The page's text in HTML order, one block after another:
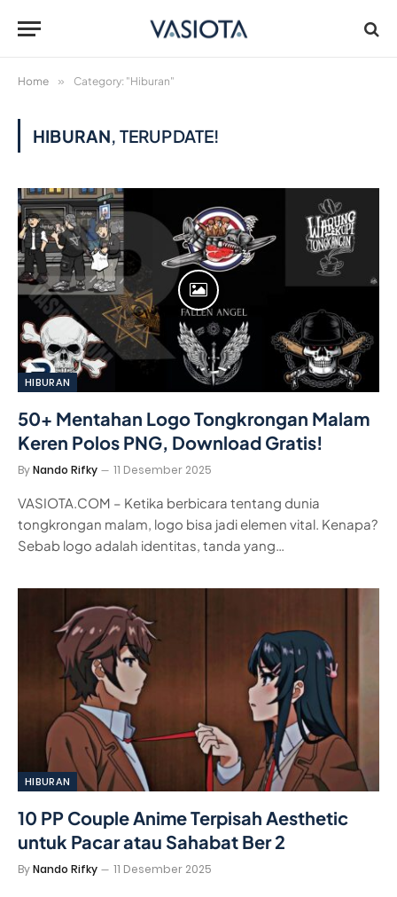
Home » Category: "Hiburan"
HIBURAN, TERUPDATE!
HIBURAN
50+ Mentahan Logo Tongkrongan Malam
Keren Polos PNG, Download Gratis!
ByNando Rifky 11 Desember 2025
VASIOTA.COM – Ketika berbicara tentang dunia
tongkrongan malam, logo bisa jadi elemen vital. Kenapa?
Sebab logo adalah identitas, tanda yang…
HIBURAN
10 PP Couple Anime Terpisah Aesthetic
untuk Pacar atau Sahabat Ber 2
ByNando Rifky 11 Desember 2025